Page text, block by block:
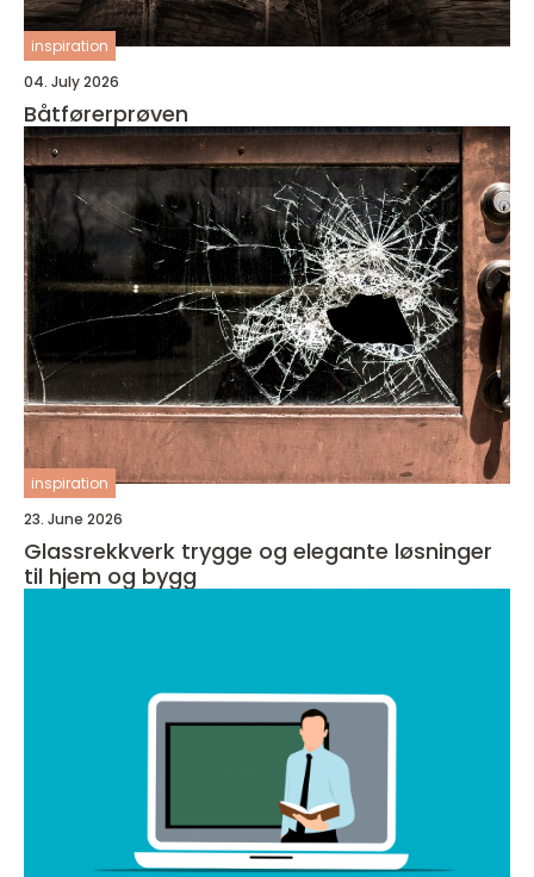
inspiration
04. July 2026
Båtførerprøven
inspiration
23. June 2026
Glassrekkverk trygge og elegante løsninger
til hjem og bygg